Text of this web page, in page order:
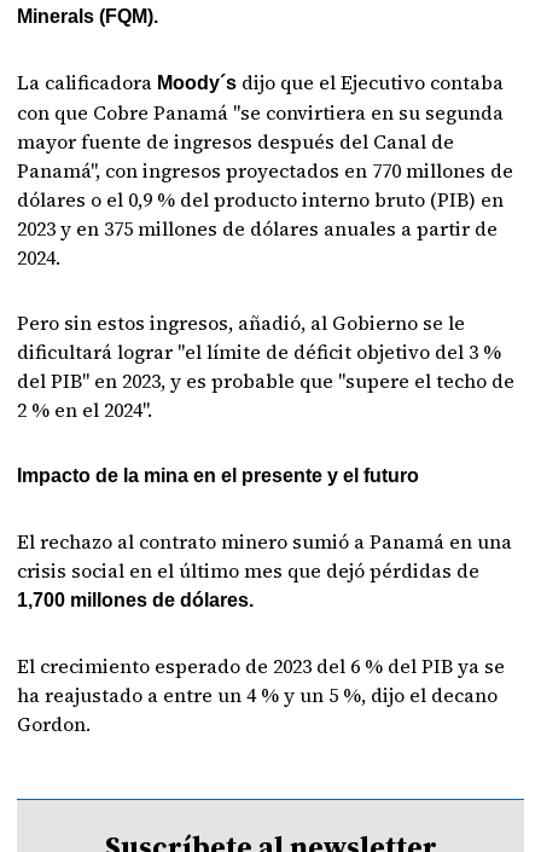
Minerals (FQM).
La calificadora Moody´s dijo que el Ejecutivo contaba
con que Cobre Panamá "se convirtiera en su segunda
mayor fuente de ingresos después del Canal de
Panamá", con ingresos proyectados en 770 millones de
dólares o el 0,9 % del producto interno bruto (PIB) en
2023 y en 375 millones de dólares anuales a partir de
2024.
Pero sin estos ingresos, añadió, al Gobierno se le
dificultará lograr "el límite de déficit objetivo del 3 %
del PIB" en 2023, y es probable que "supere el techo de
2 % en el 2024".
Impacto de la mina en el presente y el futuro
El rechazo al contrato minero sumió a Panamá en una
crisis social en el último mes que dejó pérdidas de
1,700 millones de dólares.
El crecimiento esperado de 2023 del 6 % del PIB ya se
ha reajustado a entre un 4 % y un 5 %, dijo el decano
Gordon.